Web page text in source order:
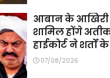
आबान के
शामिल होंगे
हाईकोर्ट ने शर्तों
07/08/2026